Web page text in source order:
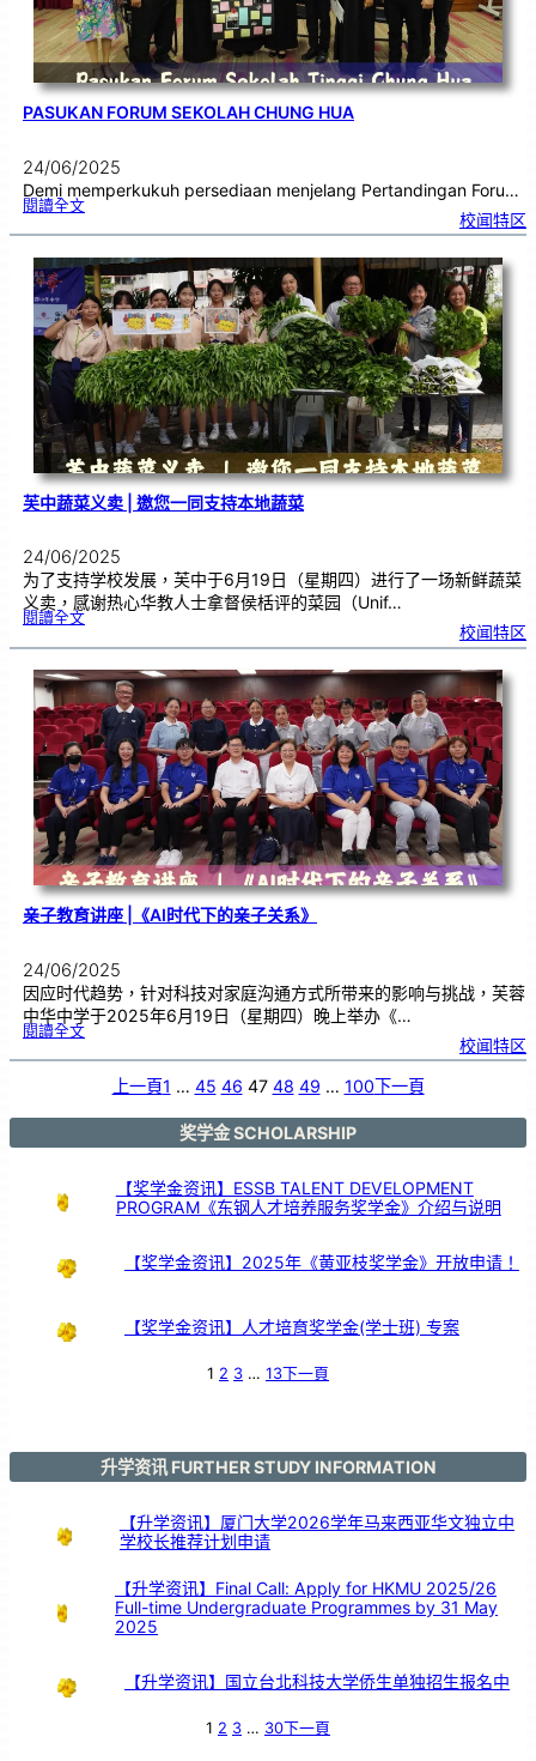
PASUKAN FORUM SEKOLAH CHUNG HUA
24/06/2025
Demi memperkukuh persediaan menjelang Pertandingan Foru…
閱讀全文:P
u
a
n
F
o
r
u
m
S
e
k
o
la
h
C
h
u
n
g
ua
校闻特区
芙中蔬菜义卖 | 邀您一同支持本地蔬菜
24/06/2025
为了支持学校发展，芙中于6月19日（星期四）进行了一场新鲜蔬菜
义卖，感谢热心华教人士拿督侯栝评的菜园（Unif…
閱讀全文:芙
菜
卖
|邀
您
一
同
支
持
本
地
蔬
菜
校闻特区
亲子教育讲座 |《AI时代下的亲子关系》
24/06/2025
因应时代趋势，针对科技对家庭沟通方式所带来的影响与挑战，芙蓉
中华中学于2025年6月19日（星期四）晚上举办《…
閱讀全文:亲
育
时
的
校闻特区
上一頁1 … 45 46 47 48 49 … 100下一頁
奖学金 SCHOLARSHIP
【奖学金资讯】ESSB TALENT DEVELOPMENT
PROGRAM《东钢人才培养服务奖学金》介绍与说明
【奖学金资讯】2025年《黄亚枝奖学金》开放申请！
【奖学金资讯】人才培育奖学金(学士班) 专案
1 2 3 … 13下一頁
升学资讯 FURTHER STUDY INFORMATION
【升学资讯】厦门大学2026学年马来西亚华文独立中
学校长推荐计划申请
【升学资讯】Final Call: Apply for HKMU 2025/26
Full-time Undergraduate Programmes by 31 May
2025
【升学资讯】国立台北科技大学侨生单独招生报名中
1 2 3 … 30下一頁